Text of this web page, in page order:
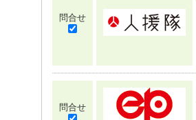
問合せ
問合せ